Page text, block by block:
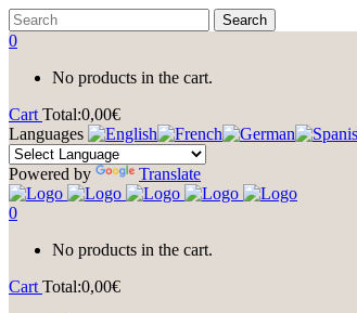
0
No products in the cart.
Cart Total:0,00€
Languages
Powered by Translate
0
No products in the cart.
Cart Total:0,00€